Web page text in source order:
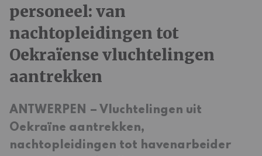
personeel: van
nachtopleidingen tot
Oekraïense vluchtelingen
aantrekken
ANTWERPEN – Vluchtelingen uit
Oekraïne aantrekken,
nachtopleidingen tot havenarbeider